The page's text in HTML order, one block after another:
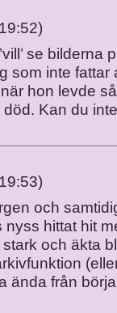
se bilderna
som inte fattar
hon levde
Kan du
och
hittat hit
och äkta
ända från